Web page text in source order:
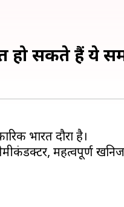
हो सकते हैं ये
भारत दौरा है।
महत्वपूर्ण